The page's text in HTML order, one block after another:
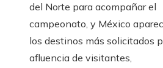
del Norte para acompañar el
campeonato, y México
los destinos más solicitados
afluencia de visitantes,